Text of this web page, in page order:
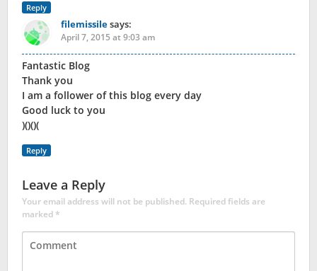
Reply
filemissilesays:
April 7, 2015 at 9:03 am
Fantastic Blog
Thank you
I am a follower of this blog every day
Good luck to you
)()()(
Reply
Leave a Reply
Your email address will not be published. Required fields are
marked*